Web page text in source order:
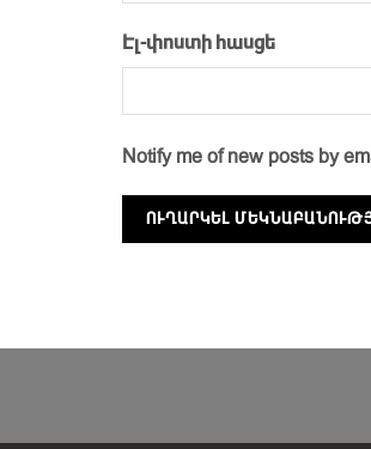
Էլ-փոստի հասցե
Notify me of new posts by